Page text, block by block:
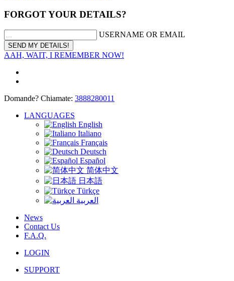
FORGOT YOUR DETAILS?
USERNAME OR EMAIL
AAH, WAIT, I REMEMBER NOW!
Domande? Chiamate: 3888280011
LANGUAGES
English
Italiano
Français
Deutsch
Español
简体中文
日本語
Türkçe
العربية
News
Contact Us
F.A.Q.
LOGIN
SUPPORT